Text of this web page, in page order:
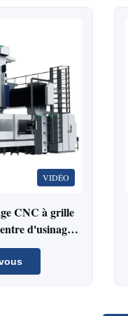
VIDÉO
CNC à grille
d'usinage
à grille